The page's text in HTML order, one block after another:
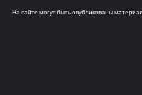
На сайте могут быть опубликованы